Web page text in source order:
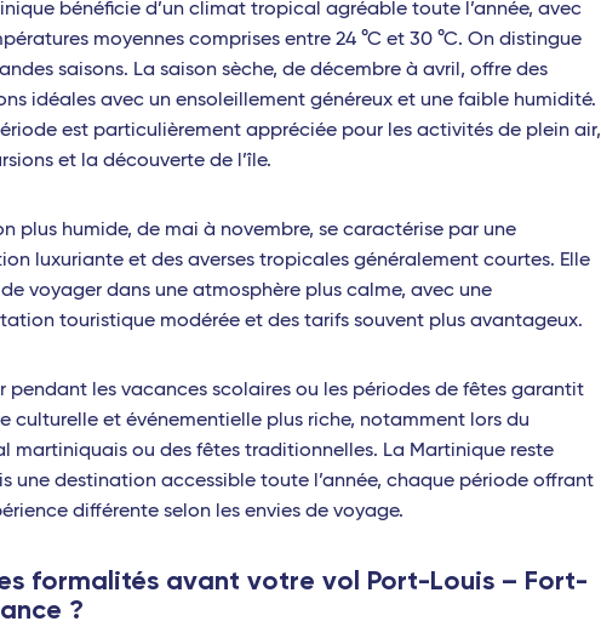
bénéficie d’un climat tropical agréable toute l’année, avec
moyennes comprises entre 24 °C et 30 °C. On distingue
saisons. La saison sèche, de décembre à avril, offre des
idéales avec un ensoleillement généreux et une faible humidité.
est particulièrement appréciée pour les activités de plein air,
et la découverte de l’île.
plus humide, de mai à novembre, se caractérise par une
luxuriante et des averses tropicales généralement courtes. Elle
voyager dans une atmosphère plus calme, avec une
touristique modérée et des tarifs souvent plus avantageux.
pendant les vacances scolaires ou les périodes de fêtes garantit
culturelle et événementielle plus riche, notamment lors du
martiniquais ou des fêtes traditionnelles. La Martinique reste
une destination accessible toute l’année, chaque période offrant
différente selon les envies de voyage.
formalités avant votre vol Port-Louis – Fort-
?